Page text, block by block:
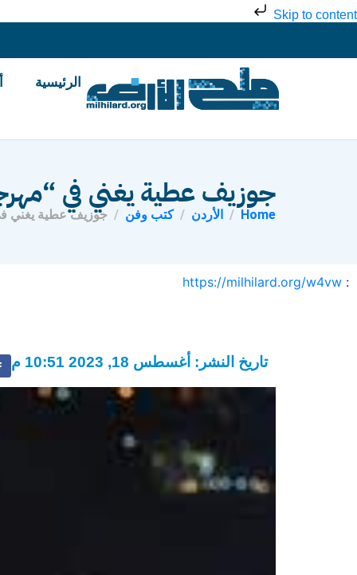
Skip to content
الرئيسية
جوزيف عطية يغني في
Home الأردن كتب وفن جوزيف عطية يغني
:
https://milhilard.org/w4vw
تاريخ النشر: أغسطس 18, 2023 10:51 م